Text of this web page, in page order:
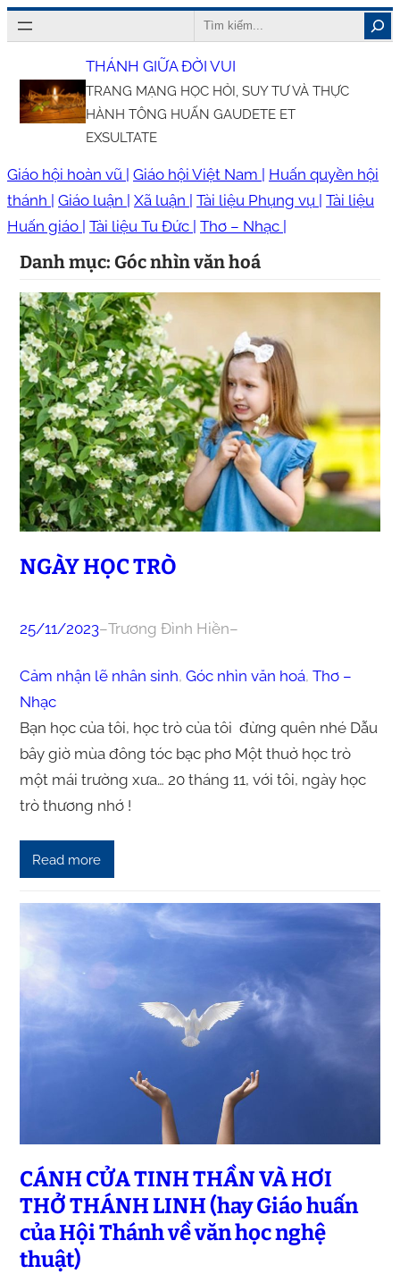
Chuyển
đến
nội
dung
Search
THÁNH GIỮA ĐỜI VUI
TRANG MẠNG HỌC HỎI, SUY TƯ VÀ THỰC
HÀNH TÔNG HUẤN GAUDETE ET
EXSULTATE
Giáo hội hoàn vũ | Giáo hội Việt Nam | Huấn quyền hội
thánh | Giáo luận | Xã luận | Tài liệu Phụng vụ | Tài liệu
Huấn giáo | Tài liệu Tu Đức | Thơ – Nhạc |
Danh mục: Góc nhìn văn hoá
NGÀY HỌC TRÒ
25/11/2023–Trương Đình Hiền–
Cảm nhận lẽ nhân sinh, Góc nhìn văn hoá, Thơ –
Nhạc
Bạn học của tôi, học trò của tôi đừng quên nhé Dẫu
bây giờ mùa đông tóc bạc phơ Một thuở học trò
một mái trường xưa… 20 tháng 11, với tôi, ngày học
trò thương nhớ !
Read more
CÁNH CỬA TINH THẦN VÀ HƠI
THỞ THÁNH LINH (hay Giáo huấn
của Hội Thánh về văn học nghệ
thuật)